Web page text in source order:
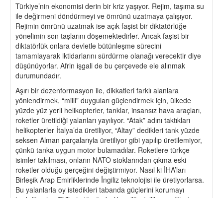
Türkiye’nin ekonomisi derin bir kriz yaşıyor. Rejim, taşıma su
ile değirmeni döndürmeyi ve ömrünü uzatmaya çalışıyor.
Rejimin ömrünü uzatmak ise açık faşist bir diktatörlüğe
yönelimin son taşlarını döşemektedirler. Ancak faşist bir
diktatörlük onlara devletle bütünleşme sürecini
tamamlayarak iktidarlarını sürdürme olanağı verecektir diye
düşünüyorlar. Afrin işgali de bu çerçevede ele alınmak
durumundadır.
Aşırı bir dezenformasyon ile, dikkatleri farklı alanlara
yönlendirmek, “milli” duyguları güçlendirmek için, ülkede
yüzde yüz yerli helikopterler, tanklar, insansız hava araçları,
roketler üretildiği yalanları yayılıyor. “Atak” adını taktıkları
helikopterler İtalya’da üretiliyor, “Altay” dedikleri tank yüzde
seksen Alman parçalarıyla üretiliyor gibi yapılıp üretilemiyor,
çünkü tanka uygun motor bulamadılar. Roketlere türkçe
isimler takılması, onların NATO stoklarından çıkma eski
roketler olduğu gerçeğini değiştirmiyor. Nasıl ki İHA’ları
Birleşik Arap Emirliklerinde İngiliz teknolojisi ile üretiyorlarsa.
Bu yalanlarla oy istedikleri tabanda güçlerini korumayı